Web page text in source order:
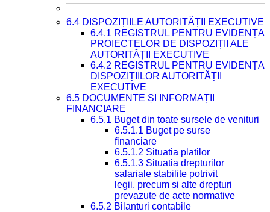
6.4 DISPOZIȚIILE AUTORITĂȚII EXECUTIVE
6.4.1 REGISTRUL PENTRU EVIDENȚA
PROIECTELOR DE DISPOZIȚII ALE
AUTORITĂȚII EXECUTIVE
6.4.2 REGISTRUL PENTRU EVIDENȚA
DISPOZIȚIILOR AUTORITĂȚII
EXECUTIVE
6.5 DOCUMENTE ȘI INFORMAȚII
FINANCIARE
6.5.1 Buget din toate sursele de venituri
6.5.1.1 Buget pe surse
financiare
6.5.1.2 Situatia platilor
6.5.1.3 Situatia drepturilor
salariale stabilite potrivit
legii, precum si alte drepturi
prevazute de acte normative
6.5.2 Bilanturi contabile